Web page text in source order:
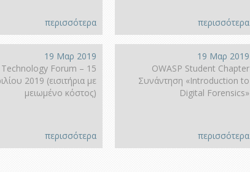
περισσότερα περισσότερα
19 Μαρ 2019
Forum – 15
2019 (εισιτήρια με
μειωμένο κόστος)
περισσότερα
19 Μαρ 2019
OWASP Student Chapter
Συνάντηση «Introduction to
Digital Forensics»
περισσότερα